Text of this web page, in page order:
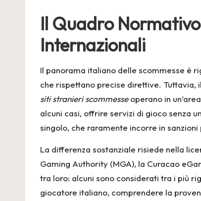
Il Quadro
Internazionali
Il panorama italiano delle scommesse è
che rispettano precise direttive. Tuttavia,
siti stranieri scommesseoperano in
alcuni casi, offrire servizi di gioco senza
singolo, che raramente incorre in
La differenza sostanziale risiede nella
Gaming Authority (MGA), la Curacao
tra loro: alcuni sono considerati tra i più
giocatore italiano, comprendere la